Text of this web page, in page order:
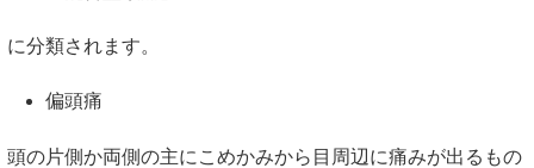
に分類されます。
偏頭痛
頭の片側か両側の主にこめかみから目周辺に痛みが出るもの